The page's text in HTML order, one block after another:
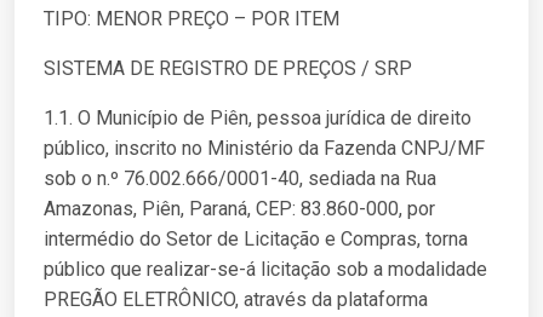
TIPO: MENOR PREÇO – POR ITEM
SISTEMA DE REGISTRO DE PREÇOS / SRP
1.1. O Município de Piên, pessoa jurídica de direito
público, inscrito no Ministério da Fazenda CNPJ/MF
sob o n.º 76.002.666/0001-40, sediada na Rua
Amazonas, Piên, Paraná, CEP: 83.860-000, por
intermédio do Setor de Licitação e Compras, torna
público que realizar-se-á licitação sob a modalidade
PREGÃO ELETRÔNICO, através da plataforma